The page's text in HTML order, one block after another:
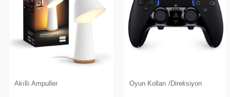
Akıllı Ampuller Oyun Kolları /Direksiyon